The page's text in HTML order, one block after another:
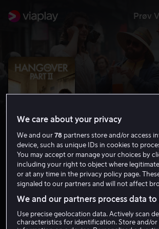
Prøv
Hangover 2
6.5 Komedie 2011 1 t 37 min
HD
We care about your privacy
We and our78 partners store and/or access
device, such as unique IDs in cookies to
You may accept or manage your choices by
including your right to object where legitimate
or at any time in the privacy policy page.
signaled to our partners and will not affect
We and our partners process data
Use precise geolocation data. Actively scan
characteristics for identification. Store and/or